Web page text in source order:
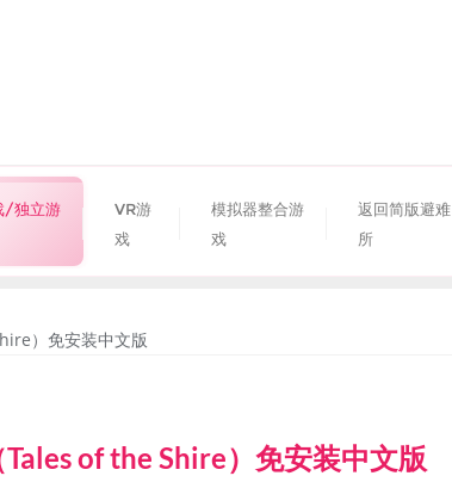
/独立游
VR游
戏
模拟器整合游
戏
返回简版避难
所
of the Shire）免安装中文版